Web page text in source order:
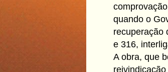
quando o
recuperação
e 316,
A obra, que